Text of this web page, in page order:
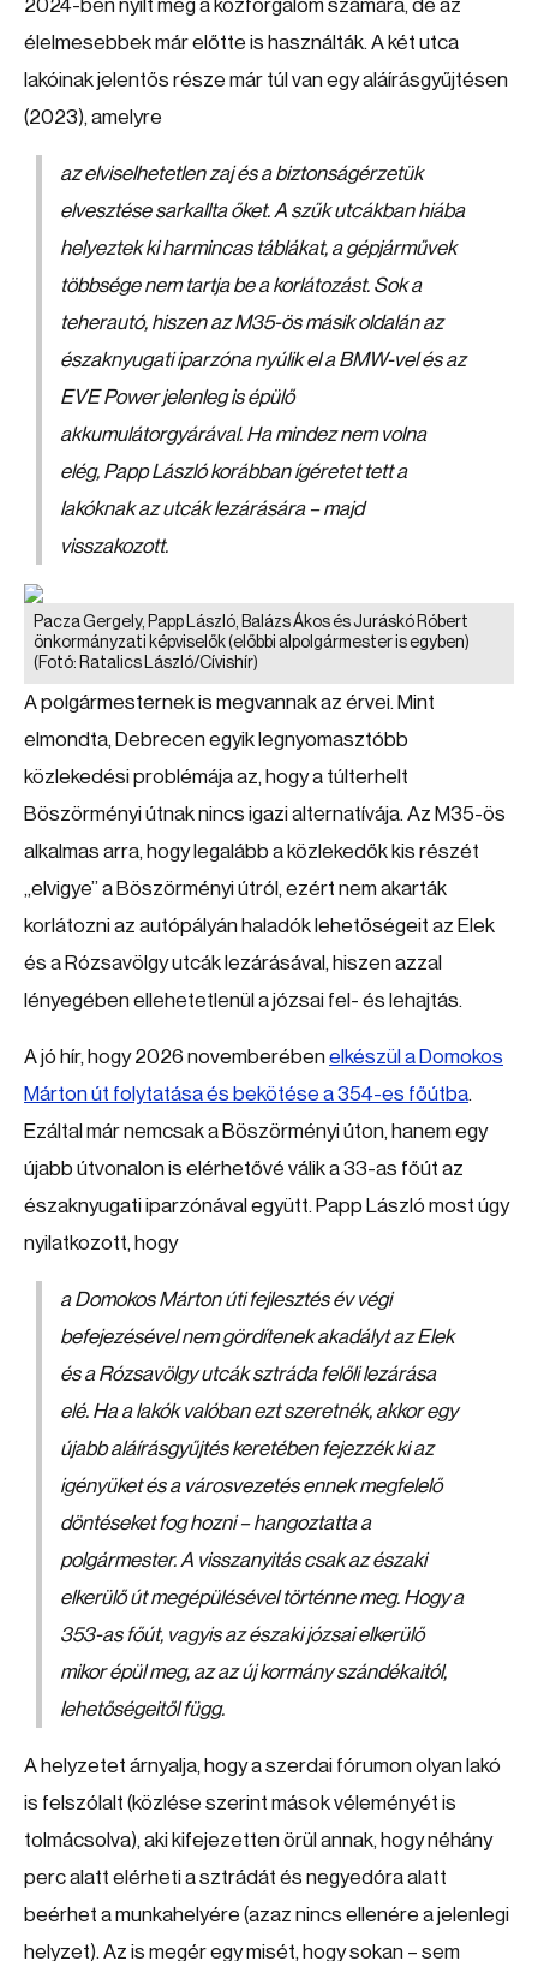
2024-ben nyílt meg a közforgalom számára, de az
élelmesebbek már előtte is használták. A két utca
lakóinak jelentős része már túl van egy aláírásgyűjtésen
(2023), amelyre
az elviselhetetlen zaj és a biztonságérzetük
elvesztése sarkallta őket. A szűk utcákban hiába
helyeztek ki harmincas táblákat, a gépjárművek
többsége nem tartja be a korlátozást. Sok a
teherautó, hiszen az M35-ös másik oldalán az
északnyugati iparzóna nyúlik el a BMW-vel és az
EVE Power jelenleg is épülő
akkumulátorgyárával. Ha mindez nem volna
elég, Papp László korábban ígéretet tett a
lakóknak az utcák lezárására – majd
visszakozott.
Pacza Gergely, Papp László, Balázs Ákos és Juráskó Róbert
önkormányzati képviselők (előbbi alpolgármester is egyben)
(Fotó: Ratalics László/Cívishír)
A polgármesternek is megvannak az érvei. Mint
elmondta, Debrecen egyik legnyomasztóbb
közlekedési problémája az, hogy a túlterhelt
Böszörményi útnak nincs igazi alternatívája. Az M35-ös
alkalmas arra, hogy legalább a közlekedők kis részét
„elvigye” a Böszörményi útról, ezért nem akarták
korlátozni az autópályán haladók lehetőségeit az Elek
és a Rózsavölgy utcák lezárásával, hiszen azzal
lényegében ellehetetlenül a józsai fel- és lehajtás.
A jó hír, hogy 2026 novemberébenelkészül a Domokos
Márton út folytatása és bekötése a 354-es főútba.
Ezáltal már nemcsak a Böszörményi úton, hanem egy
újabb útvonalon is elérhetővé válik a 33-as főút az
északnyugati iparzónával együtt. Papp László most úgy
nyilatkozott, hogy
a Domokos Márton úti fejlesztés év végi
befejezésével nem gördítenek akadályt az Elek
és a Rózsavölgy utcák sztráda felőli lezárása
elé. Ha a lakók valóban ezt szeretnék, akkor egy
újabb aláírásgyűjtés keretében fejezzék ki az
igényüket és a városvezetés ennek megfelelő
döntéseket fog hozni – hangoztatta a
polgármester. A visszanyitás csak az északi
elkerülő út megépülésével történne meg. Hogy a
353-as főút, vagyis az északi józsai elkerülő
mikor épül meg, az az új kormány szándékaitól,
lehetőségeitől függ.
A helyzetet árnyalja, hogy a szerdai fórumon olyan lakó
is felszólalt (közlése szerint mások véleményét is
tolmácsolva), aki kifejezetten örül annak, hogy néhány
perc alatt elérheti a sztrádát és negyedóra alatt
beérhet a munkahelyére (azaz nincs ellenére a jelenlegi
helyzet). Az is megér egy misét, hogy sokan – sem